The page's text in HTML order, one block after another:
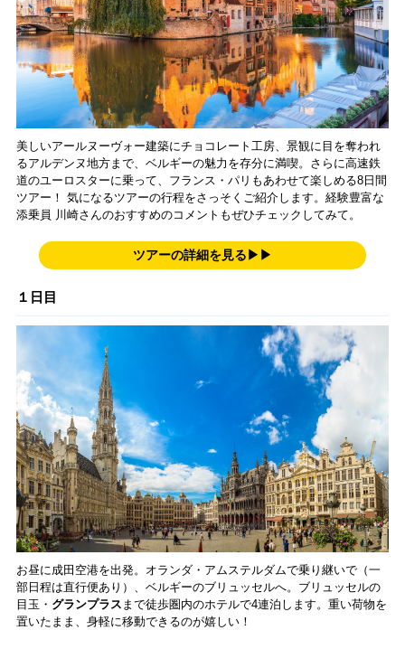
美しいアールヌーヴォー建築にチョコレート工房、景観に目を奪われ
るアルデンヌ地方まで、ベルギーの魅力を存分に満喫。さらに高速鉄
道のユーロスターに乗って、フランス・パリもあわせて楽しめる8日間
ツアー！ 気になるツアーの行程をさっそくご紹介します。経験豊富な
添乗員 川崎さんのおすすめのコメントもぜひチェックしてみて。
ツアーの詳細を見る▶▶
１日目
お昼に成田空港を出発。オランダ・アムステルダムで乗り継いで（一
部日程は直行便あり）、ベルギーのブリュッセルへ。ブリュッセルの
目玉・ グランプラス まで徒歩圏内のホテルで4連泊します。重い荷物を
置いたまま、身軽に移動できるのが嬉しい！